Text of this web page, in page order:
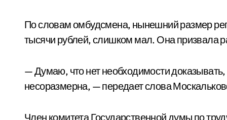
По словам омбудсмена, нынешний размер
тысячи рублей, слишком мал. Она призвала
— Думаю, что нет необходимости
несоразмерна, — передает слова
Член комитета Государственной думы по